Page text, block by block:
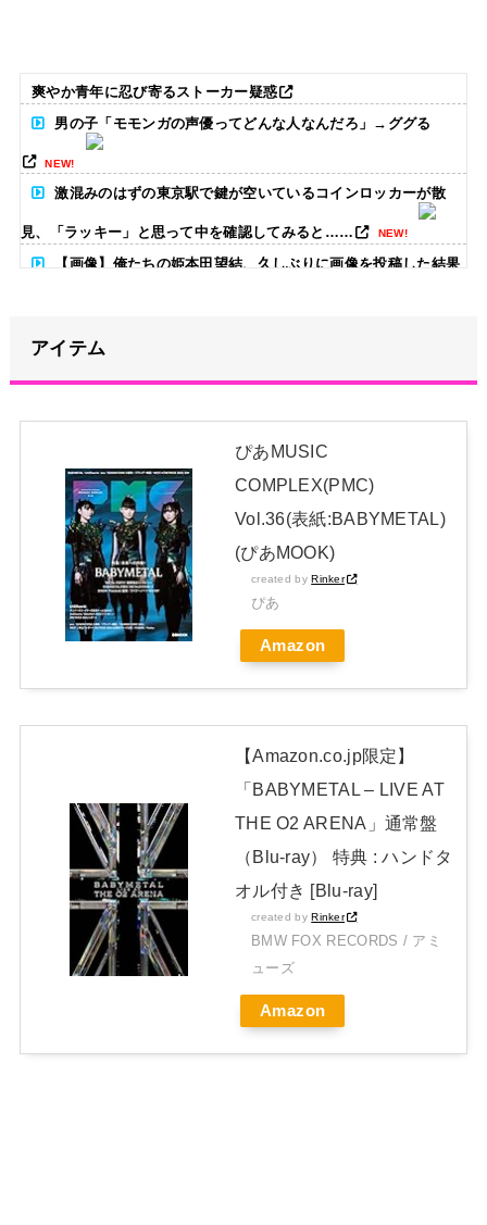
爽やか青年に忍び寄るストーカー疑惑
男の子「モモンガの声優ってどんな人なんだろ」→ググる
NEW!
激混みのはずの東京駅で鍵が空いているコインロッカーが散
見、「ラッキー」と思って中を確認してみると…… NEW!
【画像】俺たちの姫本田望結、久しぶりに画像を投稿した結果
【画像】どのくノ一を快楽責めしたいｗｗｗｗｗ
【朗報】高瀬くるみ、ハロヲタに生きる目標を与える「みん
【画像】アイドルさん「体重10キロ増えたらこうなった」
NEW!
日本独自企画・限定生産盤「METAL FORTH (DELUXE
JAPAN EDITION)」着弾
【BABYMETAL】METAL FORTH DELUXE JAPAN EDITION
アイテム
ぴあMUSIC
COMPLEX(PMC)
Vol.36(表紙:BABYMETAL)
(ぴあMOOK)
created byRinker
ぴあ
Amazon
【Amazon.co.jp限定】
「BABYMETAL – LIVE AT
THE O2 ARENA」通常盤
（Blu-ray） 特典 : ハンドタ
オル付き [Blu-ray]
created byRinker
BMW FOX RECORDS / アミ
ューズ
Amazon